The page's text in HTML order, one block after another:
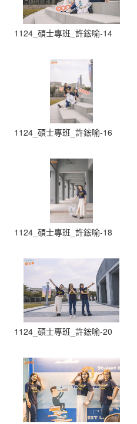
1124_碩士專班_許鋐喻-14
1124_碩士專班_許鋐喻-16
1124_碩士專班_許鋐喻-18
1124_碩士專班_許鋐喻-20